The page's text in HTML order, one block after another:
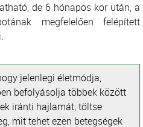
de 6 hónapos kor után, a
megfelelően felépített
jelenlegi életmódja,
befolyásolja többek között
iránti hajlamát, töltse
mit tehet ezen betegségek